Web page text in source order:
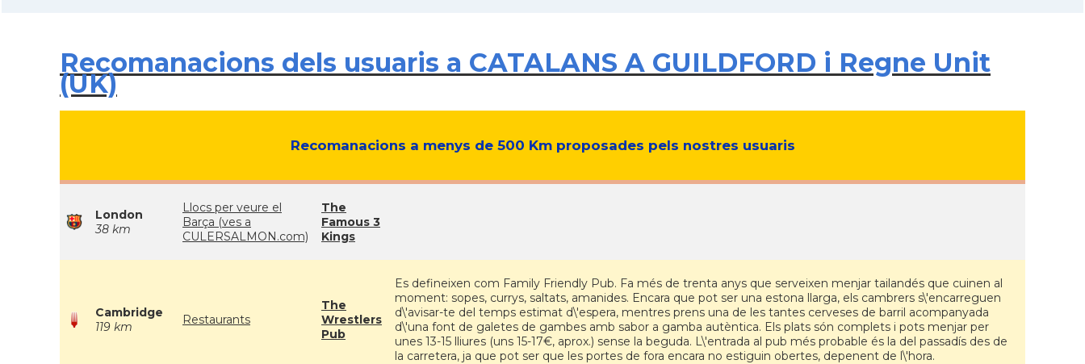
Recomanacions dels usuaris a CATALANS A GUILDFORD i Regne Unit
(UK)
Recomanacions a menys de 500 Km proposades pels nostres usuaris
London
38 km
Llocs per veure el
Barça (ves a
CULERSALMON.com)
The
Famous 3
Kings
Cambridge
119 km
Restaurants
The
Wrestlers
Pub
Es defineixen com Family Friendly Pub. Fa més de trenta anys que serveixen menjar tailandés que cuinen al
moment: sopes, currys, saltats, amanides. Encara que pot ser una estona llarga, els cambrers s\'encarreguen
d\'avisar-te del temps estimat d\'espera, mentres prens una de les tantes cerveses de barril acompanyada
d\'una font de galetes de gambes amb sabor a gamba autèntica. Els plats són complets i pots menjar per
unes 13-15 lliures (uns 15-17€, aprox.) sense la beguda. L\'entrada al pub més probable és la del passadís des de
la carretera, ja que pot ser que les portes de fora encara no estiguin obertes, depenent de l\'hora.